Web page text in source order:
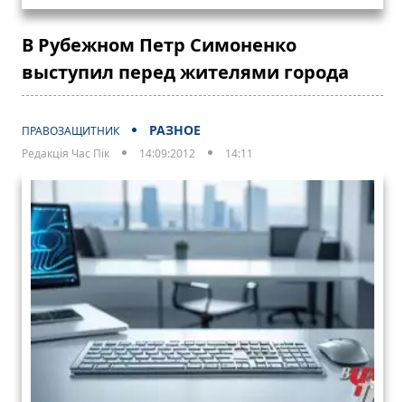
В Рубежном Петр Симоненко
выступил перед жителями города
ПРАВОЗАЩИТНИК РАЗНОЕ
Редакція Час Пік 14:09:2012 14:11